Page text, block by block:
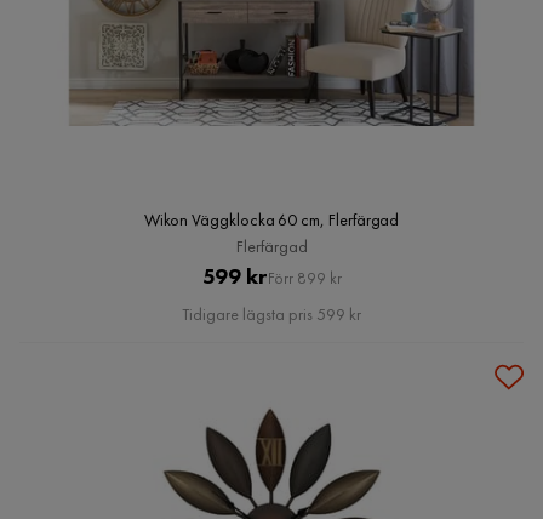
Wikon Väggklocka 60 cm, Flerfärgad
Flerfärgad
Pris
599 krOriginal
Pris
Förr 899 kr
Tidigare lägsta pris 599 kr